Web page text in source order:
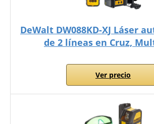
DeWalt DW088KD-XJ Láser
de 2 líneas en Cruz,
Ver precio